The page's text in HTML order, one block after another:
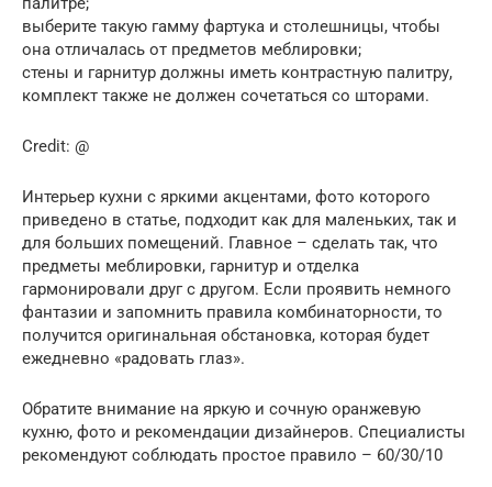
выберите такую гамму фартука и столешницы, чтобы
она отличалась от предметов меблировки;
стены и гарнитур должны иметь контрастную палитру,
комплект также не должен сочетаться со шторами.
Credit: @
Интерьер кухни с яркими акцентами, фото которого
приведено в статье, подходит как для маленьких, так и
для больших помещений. Главное – сделать так, что
предметы меблировки, гарнитур и отделка
гармонировали друг с другом. Если проявить немного
фантазии и запомнить правила комбинаторности, то
получится оригинальная обстановка, которая будет
ежедневно «радовать глаз».
Обратите внимание на яркую и сочную оранжевую
кухню, фото и рекомендации дизайнеров. Специалисты
рекомендуют соблюдать простое правило – 60/30/10